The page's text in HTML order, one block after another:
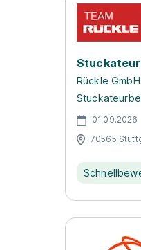
Rückle
01.09.2026
70565